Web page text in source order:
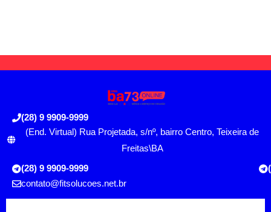
(28) 9 9909-9999
(End. Virtual) Rua Projetada, s/nº, bairro Centro, Teixeira de
Freitas\BA
(28) 9 9909-9999
contato@fitsolucoes.net.br